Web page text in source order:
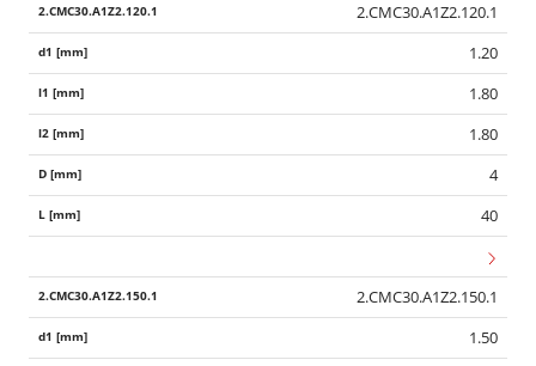
2.CMC30.A1Z2.120.1
1.20
1.80
1.80
4
40
2.CMC30.A1Z2.150.1
1.50